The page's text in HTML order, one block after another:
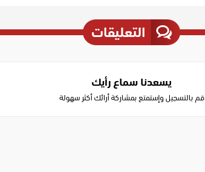
التعليقات
يسعدنا سماع رأيك
قم بالتسجيل وإستمتع بمشاركة أرائك أكثر سهولة